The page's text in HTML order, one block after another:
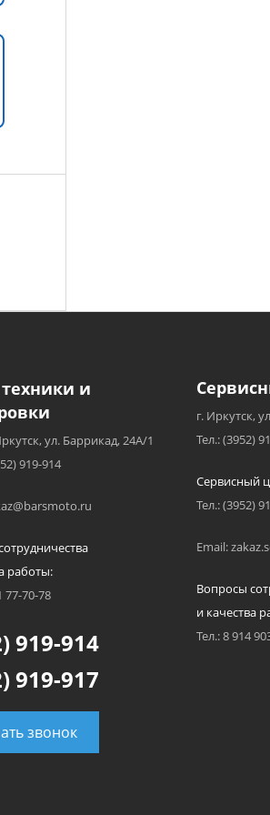
и
ул. Баррикад, 24А/1
919-914
работы:
77-70-78
919-914
919-917
звонок
г. Иркутск,
Тел.: (3952)
Сервисный
Тел.: (3952)
Email:
Вопросы
и качества
Тел.: 8 914